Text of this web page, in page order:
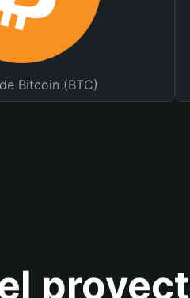
Bitcoin (BTC)